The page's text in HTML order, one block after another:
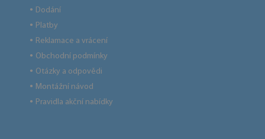
● Dodání
● Platby
● Reklamace a vrácení
● Obchodní podmínky
● Otázky a odpovědi
● Montážní návod
● Pravidla akční nabídky